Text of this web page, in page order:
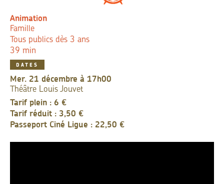
Animation
Famille
Tous publics dès 3 ans
39 min
DATES
mer. 21 décembre à 17h00
Théâtre Louis Jouvet
Tarif plein : 6 €
Tarif réduit : 3,50 €
Passeport Ciné Ligue : 22,50 €